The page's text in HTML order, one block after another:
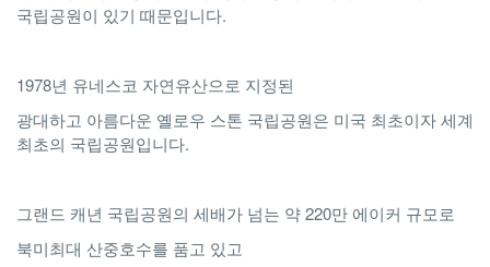
국립공원이 있기 때문입니다.
1978년 유네스코 자연유산으로 지정된
광대하고 아름다운 옐로우 스톤 국립공원은 미국 최초이자 세계
최초의 국립공원입니다.
그랜드 캐년 국립공원의 세배가 넘는 약 220만 에이커 규모로
북미최대 산중호수를 품고 있고